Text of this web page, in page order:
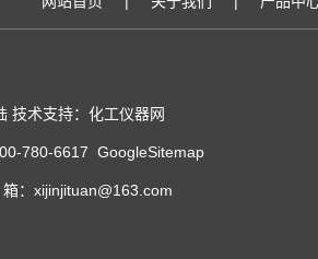
技术支持：化工仪器网
780-6617 GoogleSitemap
：xijinjituan@163.com